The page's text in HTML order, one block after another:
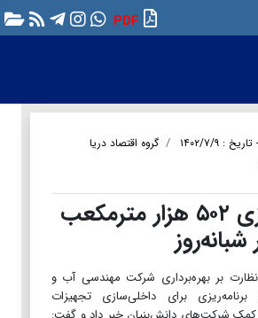
PDF
گروه اقتصاد دریا
شیرین‌سازی ۵۰۲ هزار مترمکعب
بر بهره‌برداری شرکت مهندسی آب و
برای داخلی‌سازی تجهیزات